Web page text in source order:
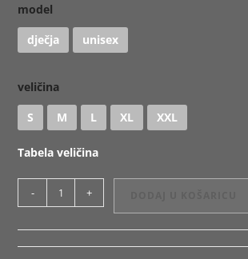
model
dječja
unisex
veličina
S
M L XL XXL
Tabela veličina
ili
Hoodie
Stooges
- +